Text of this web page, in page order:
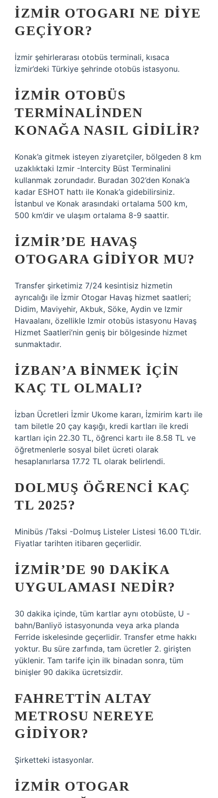
İZMIR OTOGARI NE DIYE
GEÇIYOR?
İzmir şehirlerarası otobüs terminali, kısaca
İzmir’deki Türkiye şehrinde otobüs istasyonu.
İZMIR OTOBÜS
TERMINALINDEN
KONAĞA NASIL GIDILIR?
Konak’a gitmek isteyen ziyaretçiler, bölgeden 8 km
uzaklıktaki Izmir -Intercity Büst Terminalini
kullanmak zorundadır. Buradan 302’den Konak’a
kadar ESHOT hattı ile Konak’a gidebilirsiniz.
İstanbul ve Konak arasındaki ortalama 500 km,
500 km’dir ve ulaşım ortalama 8-9 saattir.
İZMIR’DE HAVAŞ
OTOGARA GIDIYOR MU?
Transfer şirketimiz 7/24 kesintisiz hizmetin
ayrıcalığı ile İzmir Otogar Havaş hizmet saatleri;
Didim, Maviyehir, Akbuk, Söke, Aydin ve Izmir
Havaalanı, özellikle Izmir otobüs istasyonu Havaş
Hizmet Saatleri’nin geniş bir bölgesinde hizmet
sunmaktadır.
İZBAN’A BINMEK IÇIN
KAÇ TL OLMALI?
İzban Ücretleri İzmir Ukome kararı, İzmirim kartı ile
tam biletle 20 çay kaşığı, kredi kartları ile kredi
kartları için 22.30 TL, öğrenci kartı ile 8.58 TL ve
öğretmenlerle sosyal bilet ücreti olarak
hesaplanırlarsa 17.72 TL olarak belirlendi.
DOLMUŞ ÖĞRENCI KAÇ
TL 2025?
Minibüs /Taksi -Dolmuş Listeler Listesi 16.00 TL’dir.
Fiyatlar tarihten itibaren geçerlidir.
İZMIR’DE 90 DAKIKA
UYGULAMASI NEDIR?
30 dakika içinde, tüm kartlar aynı otobüste, U -
bahn/Banliyö istasyonunda veya arka planda
Ferride iskelesinde geçerlidir. Transfer etme hakkı
yoktur. Bu süre zarfında, tam ücretler 2. girişten
yüklenir. Tam tarife için ilk binadan sonra, tüm
binişler 90 dakika ücretsizdir.
FAHRETTIN ALTAY
METROSU NEREYE
GIDIYOR?
Şirketteki istasyonlar.
İZMIR OTOGAR